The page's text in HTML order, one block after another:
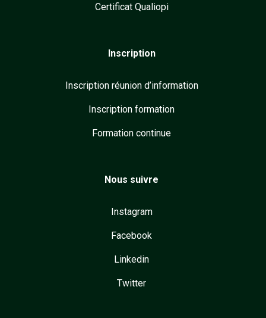
Certificat Qualiopi
Inscription
Inscription réunion d’information
Inscription formation
Formation continue
Nous suivre
Instagram
Facebook
Linkedin
Twitter